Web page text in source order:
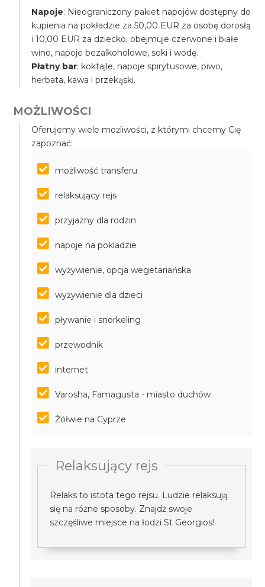
Napoje: Nieograniczony pakiet napojów dostępny do
kupienia na pokładzie za 50,00 EUR za osobę dorosłą
i 10,00 EUR za dziecko. obejmuje czerwone i białe
wino, napoje bezalkoholowe, soki i wodę.
Płatny bar: koktajle, napoje spirytusowe, piwo,
herbata, kawa i przekąski.
MOŻLIWOŚCI
Oferujemy wiele możliwości, z którymi chcemy Cię
zapoznać:
możliwość transferu
relaksujący rejs
przyjazny dla rodzin
napoje na pokladzie
wyżywienie, opcja wegetariańska
wyżywienie dla dzieci
pływanie i snorkeling
przewodnik
internet
Varosha, Famagusta - miasto duchów
Żółwie na Cyprze
Relaksujący rejs
Relaks to istota tego rejsu. Ludzie relaksują
się na różne sposoby. Znajdź swoje
szczęśliwe miejsce na łodzi St Georgios!